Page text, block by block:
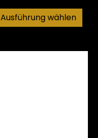
Ausführung wählen